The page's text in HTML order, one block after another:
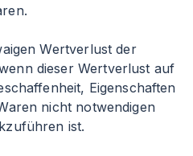
Wertverlust der
dieser Wertverlust auf
Eigenschaften
nicht notwendigen
ist.